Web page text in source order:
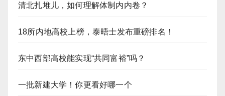
清北扎堆儿，如何理解体制内内卷？
18所内地高校上榜，泰晤士发布重磅排名！
东中西部高校能实现“共同富裕”吗？
一批新建大学！你更看好哪一个